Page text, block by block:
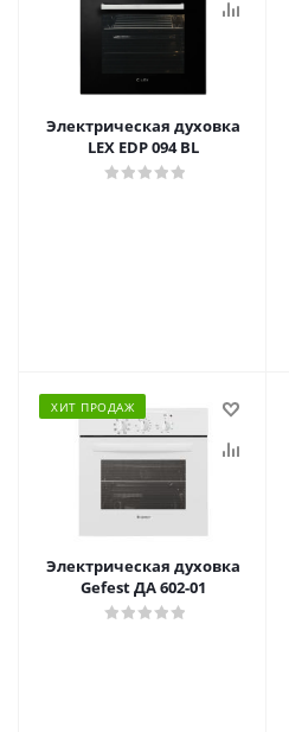
Электрическая духовка
LEX EDP 094 BL
ХИТ ПРОДАЖ
Электрическая духовка
Gefest ДА 602-01